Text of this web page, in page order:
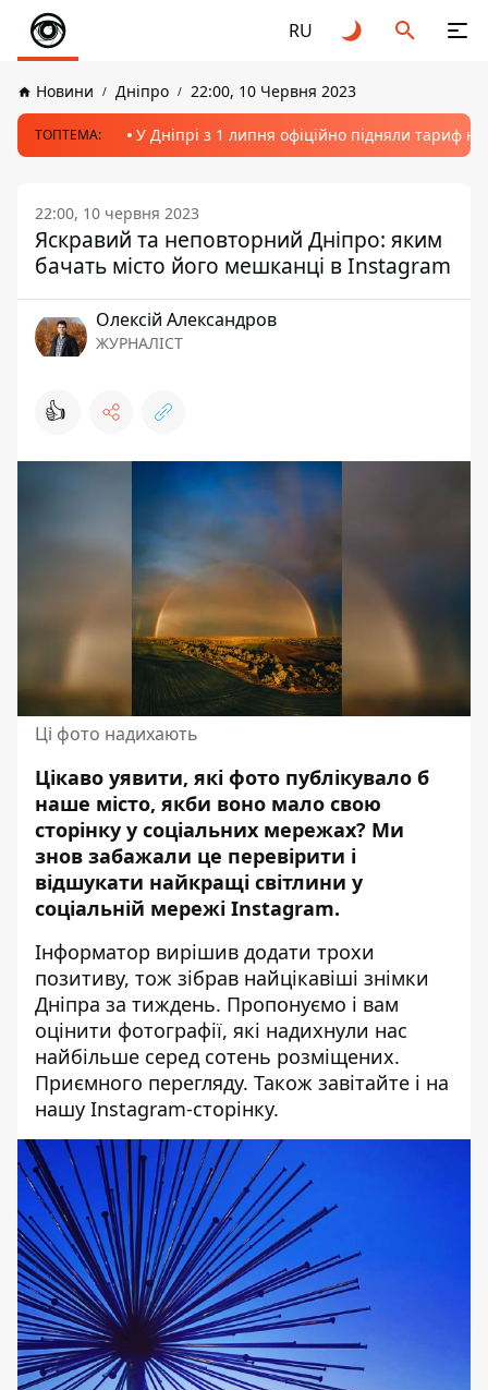
RU
Новини Дніпро 22:00, 10 Червня 2023
ТОПТЕМА: У Дніпрі з 1 липня офіційно підняли тариф
22:00, 10 червня 2023
Яскравий та неповторний Дніпро: яким
бачать місто його мешканці в Instagram
Олексій Александров
ЖУРНАЛІСТ
👍
Ці фото надихають
Цікаво уявити, які фото публікувало б
наше місто, якби воно мало свою
сторінку у соціальних мережах? Ми
знов забажали це перевірити і
відшукати найкращі світлини у
соціальній мережі Instagram.
Інформатор вирішив додати трохи
позитиву, тож зібрав найцікавіші знімки
Дніпра за тиждень. Пропонуємо і вам
оцінити фотографії, які надихнули нас
найбільше серед сотень розміщених.
Приємного перегляду. Також завітайте і на
нашу Instagram-сторінку.